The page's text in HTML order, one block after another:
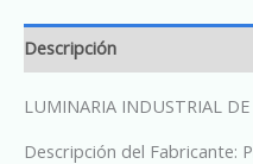
Descripción
LUMINARIA INDUSTRIAL
Descripción del Fabricante: